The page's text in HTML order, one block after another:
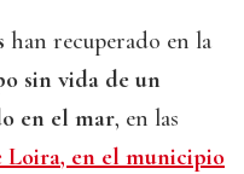
han recuperado en la
sin vida de un
en el mar, en las
Loira, en el municipio